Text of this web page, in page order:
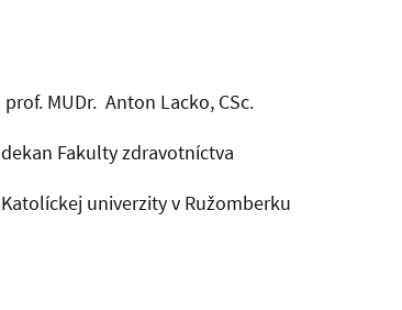
prof. MUDr. Anton Lacko, CSc.
dekan Fakulty zdravotníctva
Katolíckej univerzity v Ružomberku